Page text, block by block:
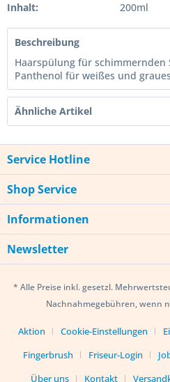
Inhalt:
200ml
Beschreibung
Haarspülung für schimmernden
Panthenol für weißes und
Ähnliche Artikel
Service Hotline
Shop Service
Informationen
Newsletter
* Alle Preise inkl. gesetzl.
Nachnahmegebühren, wenn
Aktion Cookie-Einstellungen
Fingerbrush
Friseur-Login
Über uns
Kontakt